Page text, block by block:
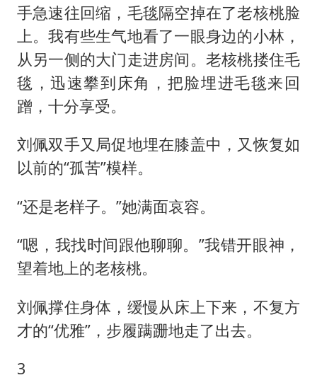
手急速往回缩，毛毯隔空掉在了老核桃脸
上。我有些生气地看了一眼身边的小林，
从另一侧的大门走进房间。老核桃搂住毛
毯，迅速攀到床角，把脸埋进毛毯来回
蹭，十分享受。
刘佩双手又局促地埋在膝盖中，又恢复如
以前的“孤苦”模样。
“还是老样子。”她满面哀容。
“嗯，我找时间跟他聊聊。”我错开眼神，
望着地上的老核桃。
刘佩撑住身体，缓慢从床上下来，不复方
才的“优雅”，步履蹒跚地走了出去。
3